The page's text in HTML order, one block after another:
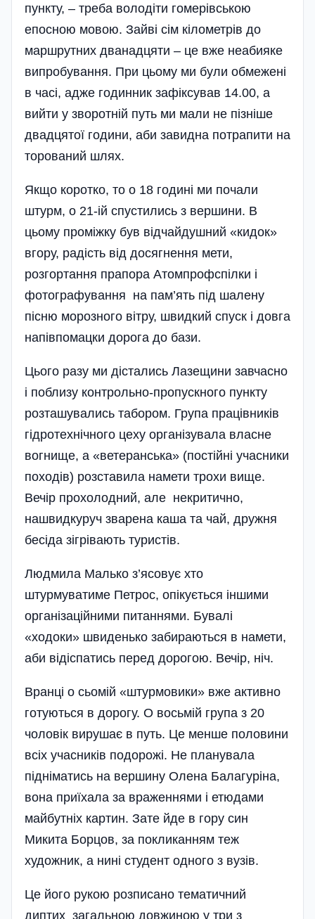
пункту, – треба володіти гомерівською
епосною мовою. Зайві сім кілометрів до
маршрутних дванадцяти – це вже неабияке
випробування. При цьому ми були обмежені
в часі, адже годинник зафіксував 14.00, а
вийти у зворотній путь ми мали не пізніше
двадцятої години, аби завидна потрапити на
торований шлях.
Якщо коротко, то о 18 годині ми почали
штурм, о 21-ій спустились з вершини. В
цьому проміжку був відчайдушний «кидок»
вгору, радість від досягнення мети,
розгортання прапора Атомпрофспілки і
фотографування на пам’ять під шалену
пісню морозного вітру, швидкий спуск і довга
напівпомацки дорога до бази.
Цього разу ми дістались Лазещини завчасно
і поблизу контрольно-пропускного пункту
розташувались табором. Група працівників
гідротехнічного цеху організувала власне
вогнище, а «ветеранська» (постійні учасники
походів) розставила намети трохи вище.
Вечір прохолодний, але некритично,
нашвидкуруч зварена каша та чай, дружня
бесіда зігрівають туристів.
Людмила Малько з’ясовує хто
штурмуватиме Петрос, опікується іншими
організаційними питаннями. Бувалі
«ходоки» швиденько забираються в намети,
аби відіспатись перед дорогою. Вечір, ніч.
Вранці о сьомій «штурмовики» вже активно
готуються в дорогу. О восьмій група з 20
чоловік вирушає в путь. Це менше половини
всіх учасників подорожі. Не планувала
підніматись на вершину Олена Балагуріна,
вона приїхала за враженнями і етюдами
майбутніх картин. Зате йде в гору син
Микита Борцов, за покликанням теж
художник, а нині студент одного з вузів.
Це його рукою розписано тематичний
диптих загальною довжиною у три з